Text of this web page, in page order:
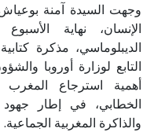
وجهت السيدة آمنة
الإنسان، نهاية
الديبلوماسي، مذكرة
التابع لوزارة أوروبا
أهمية استرجاع
الخطابي، في إطار
والذاكرة المغربية الجماعية.